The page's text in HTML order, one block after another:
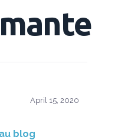
April 15, 2020
blog